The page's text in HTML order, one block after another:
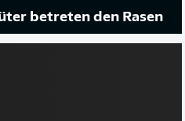
betreten den Rasen